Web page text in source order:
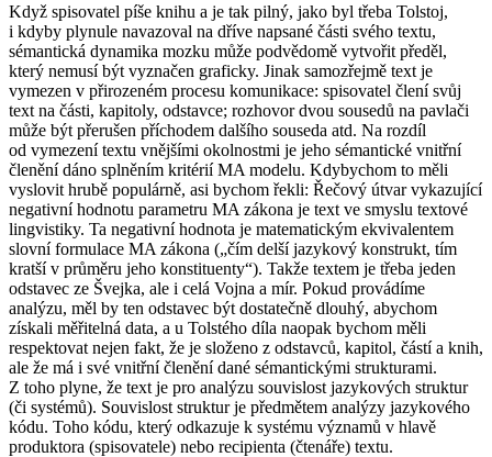
Když spisovatel píše knihu a je tak pilný, jako byl třeba Tolstoj,
i kdyby plynule navazoval na dříve napsané části svého textu,
sémantická dynamika mozku může podvědomě vytvořit předěl,
který nemusí být vyznačen graficky. Jinak samozřejmě text je
vymezen v přirozeném procesu komunikace: spisovatel člení svůj
text na části, kapitoly, odstavce; rozhovor dvou sousedů na pavlači
může být přerušen příchodem dalšího souseda atd. Na rozdíl
od vymezení textu vnějšími okolnostmi je jeho sémantické vnitřní
členění dáno splněním kritérií MA modelu. Kdybychom to měli
vyslovit hrubě populárně, asi bychom řekli: Řečový útvar vykazující
negativní hodnotu parametru MA zákona je text ve smyslu textové
lingvistiky. Ta negativní hodnota je matematickým ekvivalentem
slovní formulace MA zákona („čím delší jazykový konstrukt, tím
kratší v průměru jeho konstituenty“). Takže textem je třeba jeden
odstavec ze Švejka, ale i celá Vojna a mír. Pokud provádíme
analýzu, měl by ten odstavec být dostatečně dlouhý, abychom
získali měřitelná data, a u Tolstého díla naopak bychom měli
respektovat nejen fakt, že je složeno z odstavců, kapitol, částí a knih,
ale že má i své vnitřní členění dané sémantickými strukturami.
Z toho plyne, že text je pro analýzu souvislost jazykových struktur
(či systémů). Souvislost struktur je předmětem analýzy jazykového
kódu. Toho kódu, který odkazuje k systému významů v hlavě
produktora (spisovatele) nebo recipienta (čtenáře) textu.